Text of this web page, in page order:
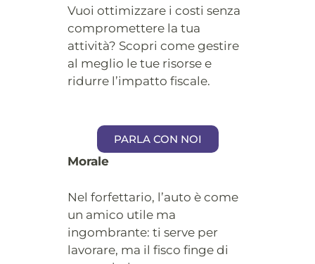
Vuoi ottimizzare i costi senza
compromettere la tua
attività? Scopri come gestire
al meglio le tue risorse e
ridurre l’impatto fiscale.
PARLA CON NOI
Morale
Nel forfettario, l’auto è come
un amico utile ma
ingombrante: ti serve per
lavorare, ma il fisco finge di